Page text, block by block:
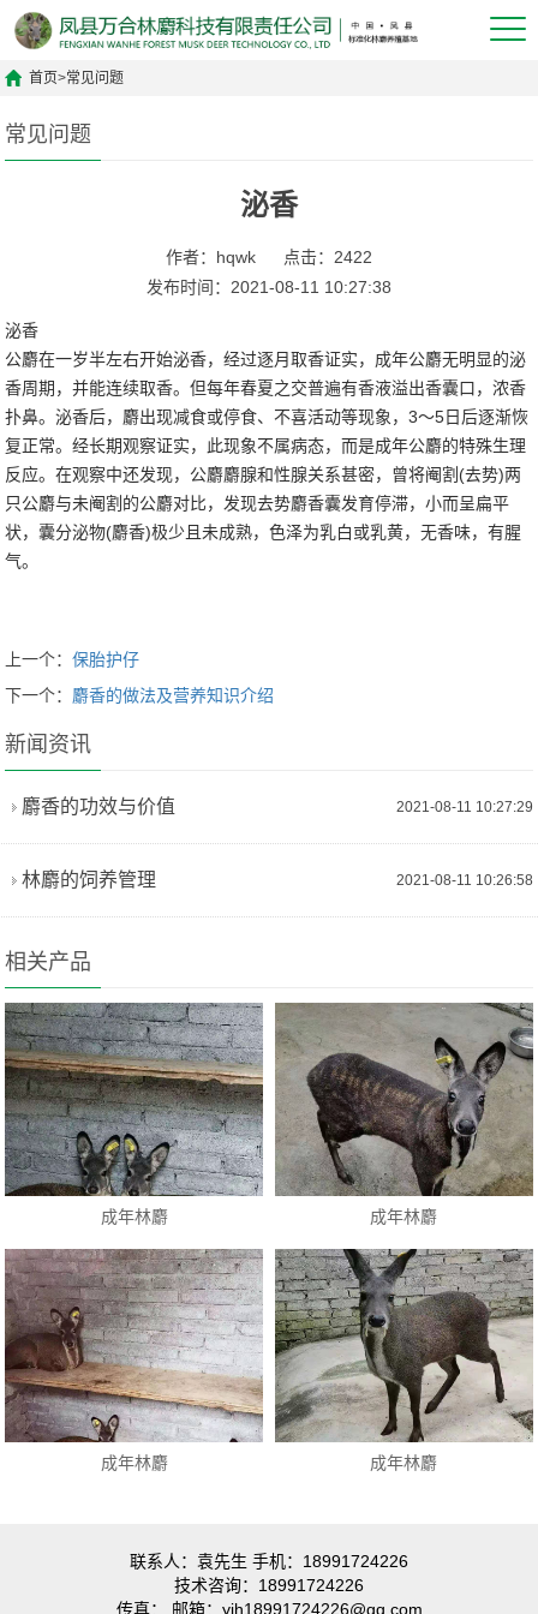
首页>常见问题
常见问题
泌香
作者：hqwk
点击：2422
发布时间：2021-08-11 10:27:38
泌香
公麝在一岁半左右开始泌香，经过逐月取香证实，成年公麝无明显的泌
香周期，并能连续取香。但每年春夏之交普遍有香液溢出香囊口，浓香
扑鼻。泌香后，麝出现减食或停食、不喜活动等现象，3～5日后逐渐恢
复正常。经长期观察证实，此现象不属病态，而是成年公麝的特殊生理
反应。在观察中还发现，公麝麝腺和性腺关系甚密，曾将阉割(去势)两
只公麝与未阉割的公麝对比，发现去势麝香囊发育停滞，小而呈扁平
状，囊分泌物(麝香)极少且未成熟，色泽为乳白或乳黄，无香味，有腥
气。
上一个：保胎护仔
下一个： 麝香的做法及营养知识介绍
新闻资讯
2021-08-11 10:27:29
麝香的功效与价值
2021-08-11 10:26:58
林麝的饲养管理
相关产品
成年林麝 成年林麝
成年林麝 成年林麝
联系人：袁先生 手机：18991724226
技术咨询：18991724226
传真： 邮箱：yjh18991724226@qq.com